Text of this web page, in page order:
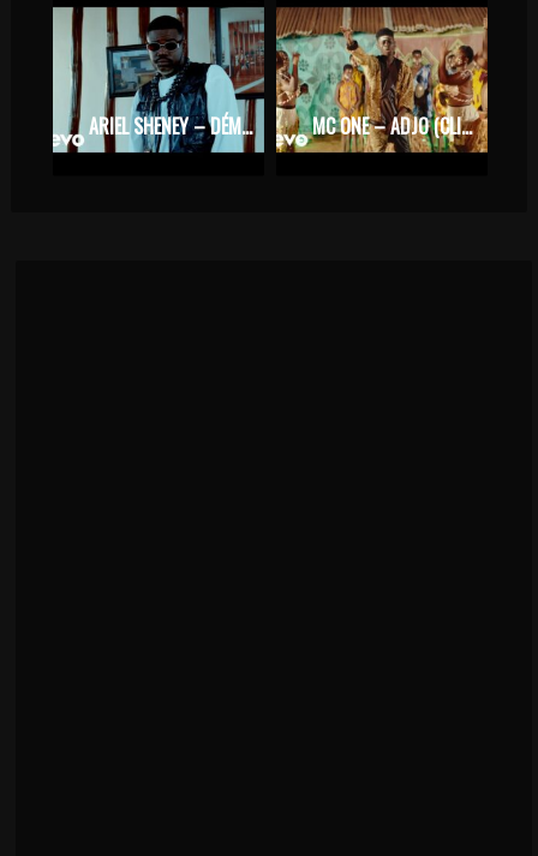
ARIEL SHENEY – DÉMARRER (CLIP OFFICIEL) MC ONE – ADJO (CLIP OFFICIEL)